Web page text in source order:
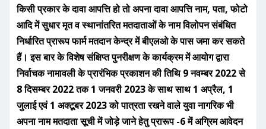
किसी प्रकार के दावा आपत्ति हो तो अपना दावा आपत्ति नाम, पता, फोटो
आदि में सुधार मृत व स्थानांतरित मतदाताओं के नाम विलोपन संबंधित
निर्धारित प्रारूप फार्म मतदान केन्द्र में बीएलओ के पास जमा कर सकते
हैं। इस बार के विशेष संक्षिप्त पुनरीक्षण के कार्यक्रम में आयोग द्वारा
निर्वाचक नामावली के प्रारंभिक प्रकाशन की तिथि 9 नवम्बर 2022 से
8 दिसम्बर 2022 तक 1 जनवरी 2023 के साथ साथ 1 अप्रैल, 1
जुलाई एवं 1 अक्टूबर 2023 को पात्रता रखने वाले युवा नागरिक भी
अपना नाम मतदाता सूची में जोड़े जाने हेतु प्रारूप -6 में अग्रिम आवेदन